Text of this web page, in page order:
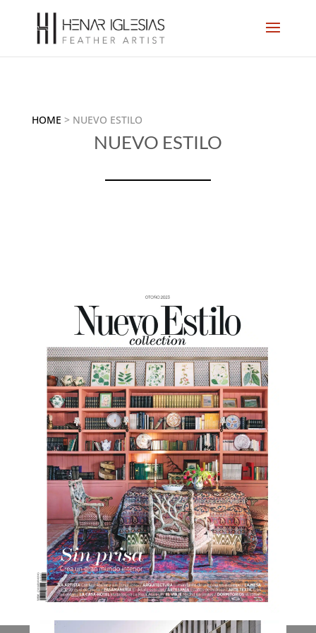
HOME > NUEVO ESTILO
NUEVO ESTILO